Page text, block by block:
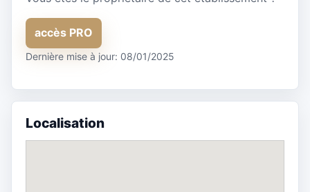
accès PRO
Dernière mise à jour: 08/01/2025
Localisation